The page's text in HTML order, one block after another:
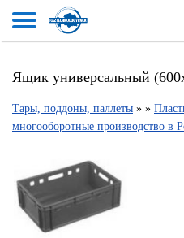
Ящик универсальный
Тары, поддоны, паллеты » »
многооборотные производство в